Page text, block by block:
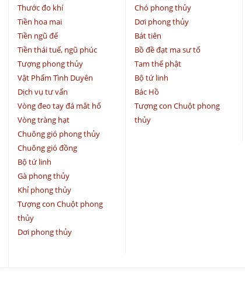
Thước đo khí
Tiền hoa mai
Tiền ngũ đế
Tiền thái tuế, ngũ phúc
Tượng phong thủy
Vật Phẩm Tình Duyên
Dịch vụ tư vấn
Vòng đeo tay đá mắt hổ
Vòng tràng hạt
Chuông gió phong thủy
Chuông gió đồng
Bộ tứ linh
Gà phong thủy
Khỉ phong thủy
Tượng con Chuột phong
thủy
Dơi phong thủy
Chó phong thủy
Dơi phong thủy
Bát tiên
Bồ đề đạt ma sư tổ
Tam thế phật
Bộ tứ linh
Bác Hồ
Tượng con Chuột phong
thủy